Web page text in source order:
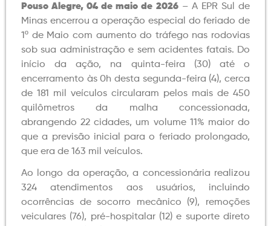
Pouso Alegre, 04 de maio de 2026– A EPR Sul de
Minas encerrou a operação especial do feriado de
1º de Maio com aumento do tráfego nas rodovias
sob sua administração e sem acidentes fatais. Do
início da ação, na quinta-feira (30) até o
encerramento às 0h desta segunda-feira (4), cerca
de 181 mil veículos circularam pelos mais de 450
quilômetros da malha concessionada,
abrangendo 22 cidades, um volume 11% maior do
que a previsão inicial para o feriado prolongado,
que era de 163 mil veículos.
Ao longo da operação, a concessionária realizou
324 atendimentos aos usuários, incluindo
ocorrências de socorro mecânico (9), remoções
veiculares (76), pré-hospitalar (12) e suporte direto